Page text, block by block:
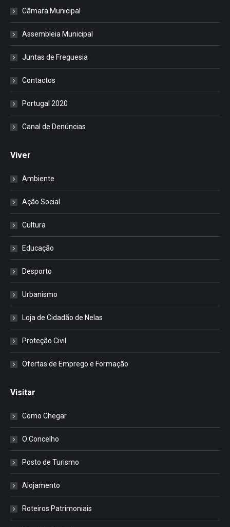
Câmara Municipal
Assembleia Municipal
Juntas de Freguesia
Contactos
Portugal 2020
Canal de Denúncias
Viver
Ambiente
Ação Social
Cultura
Educação
Desporto
Urbanismo
Loja de Cidadão de Nelas
Proteção Civil
Ofertas de Emprego e Formação
Visitar
Como Chegar
O Concelho
Posto de Turismo
Alojamento
Roteiros Patrimoniais